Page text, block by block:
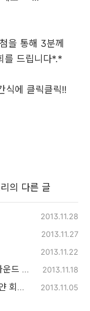
을 통해 3분께
를 드립니다*.*
식에 클릭클릭!!
의 다른 글
2013.11.28
2013.11.27
2013.11.22
난민의 재정착과 사회통합에 관한 한·미·일 라운드 테이블 참석후기 2013.11.18
안녕! 난민(暖民), 그 여섯 번째 이야기: 이하얀 회원님 2013.11.05